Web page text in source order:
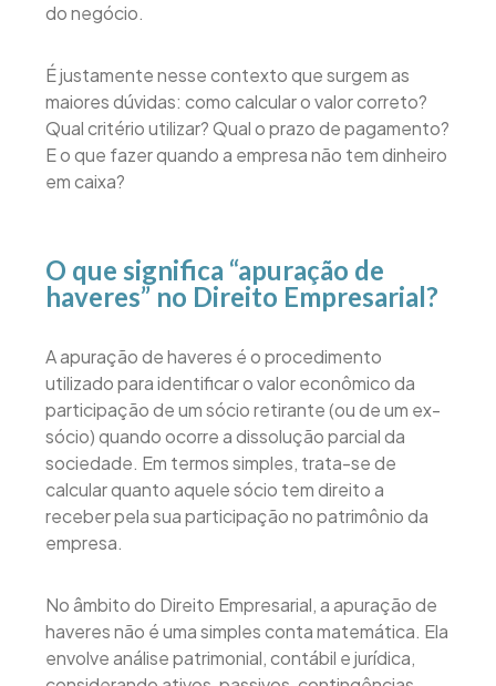
do negócio.
É justamente nesse contexto que surgem as
maiores dúvidas: como calcular o valor correto?
Qual critério utilizar? Qual o prazo de pagamento?
E o que fazer quando a empresa não tem dinheiro
em caixa?
O que significa “apuração de
haveres” no Direito Empresarial?
A apuração de haveres é o procedimento
utilizado para identificar o valor econômico da
participação de um sócio retirante (ou de um ex-
sócio) quando ocorre a dissolução parcial da
sociedade. Em termos simples, trata-se de
calcular quanto aquele sócio tem direito a
receber pela sua participação no patrimônio da
empresa.
No âmbito do Direito Empresarial, a apuração de
haveres não é uma simples conta matemática. Ela
envolve análise patrimonial, contábil e jurídica,